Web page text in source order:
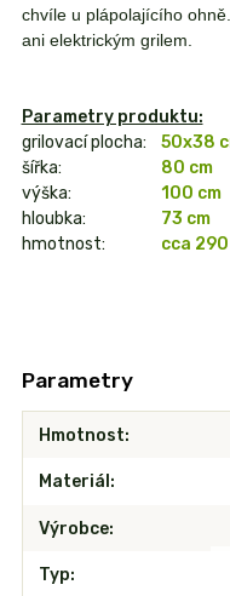
chvíle u plápolajícího
ani elektrickým grilem.
Parametry produktu:
grilovací plocha:
50x38
šířka:
80 cm
výška:
100 cm
hloubka:
73 cm
hmotnost:
cca
Parametry
Hmotnost
Materiál
Výrobce
Typ